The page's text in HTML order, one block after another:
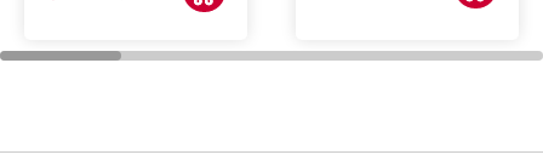
alto volumen en oficinas